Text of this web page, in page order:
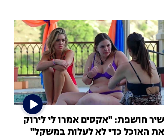
שיר חושפת: "אקסים אמרו לי לירוק
את האוכל כדי לא לעלות במשקל"